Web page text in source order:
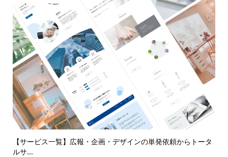
【サービス一覧】広報・企画・デザインの単発依頼からトータ
ルサ...